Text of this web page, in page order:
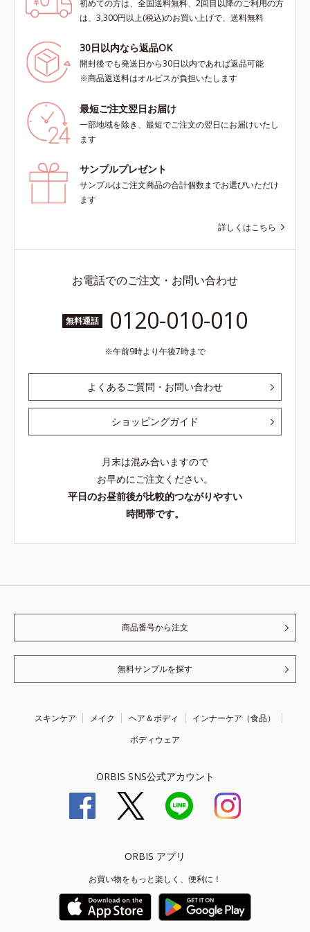
初めての方は、全国送料無料、2回目以降のご利用の方
は、3,300円以上(税込)のお買い上げで、送料無料
30日以内なら返品OK
開封後でも発送日から30日以内であれば返品可能
※商品返送料はオルビスが負担いたします
最短ご注文翌日お届け
一部地域を除き、最短でご注文の翌日にお届けいたし
ます
サンプルプレゼント
サンプルはご注文商品の合計個数までお選びいただけ
ます
詳しくはこちら
お電話でのご注文・お問い合わせ
無料通話 0120-010-010
午前9時より午後7時まで
よくあるご質問・お問い合わせ
ショッピングガイド
月末は混み合いますので
お早めにご注文ください。
平日のお昼前後が比較的つながりやすい
時間帯です。
商品番号から注文
無料サンプルを探す
スキンケア メイク ヘア＆ボディ
インナーケア（食品）
ボディウェア
ORBIS SNS公式アカウント
ORBIS アプリ
お買い物をもっと楽しく、便利に！